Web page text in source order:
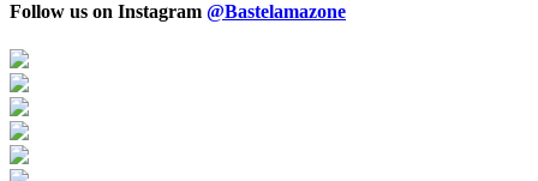
Follow us on Instagram @Bastelamazone